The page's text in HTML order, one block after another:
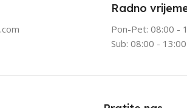
Radno
Pon-Pet: 08:00 -
Sub: 08:00 - 13:00